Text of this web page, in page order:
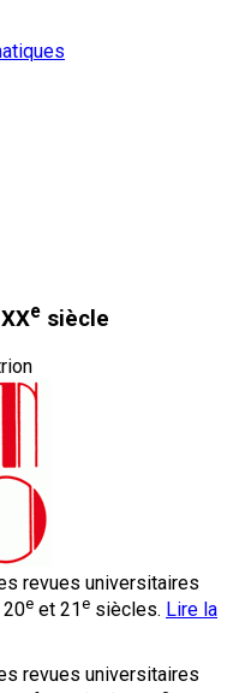
e siècle
revues universitaires
20e et 21e siècles. Lire la
revues universitaires